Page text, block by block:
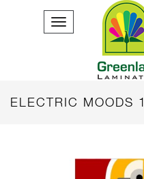
ELECTRIC MOODS 1